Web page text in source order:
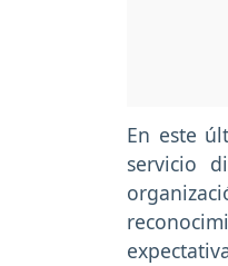
En este
servicio